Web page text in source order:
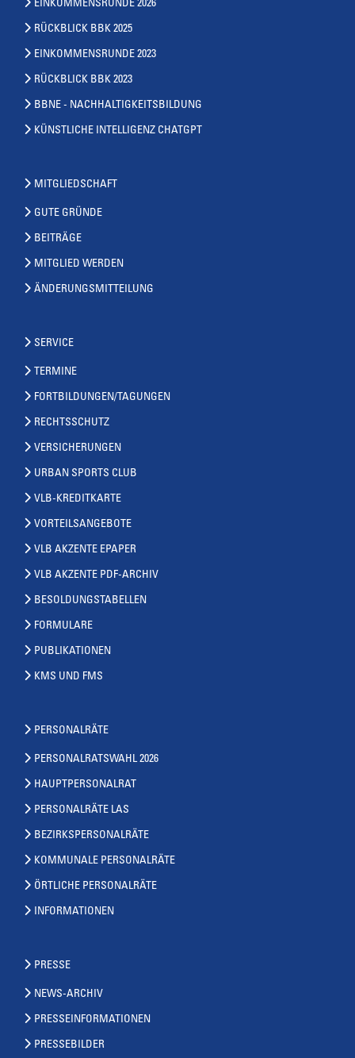
EINKOMMENSRUNDE 2026
RÜCKBLICK BBK 2025
EINKOMMENSRUNDE 2023
RÜCKBLICK BBK 2023
BBNE - NACHHALTIGKEITSBILDUNG
KÜNSTLICHE INTELLIGENZ CHATGPT
MITGLIEDSCHAFT
GUTE GRÜNDE
BEITRÄGE
MITGLIED WERDEN
ÄNDERUNGSMITTEILUNG
SERVICE
TERMINE
FORTBILDUNGEN/TAGUNGEN
RECHTSSCHUTZ
VERSICHERUNGEN
URBAN SPORTS CLUB
VLB-KREDITKARTE
VORTEILSANGEBOTE
VLB AKZENTE EPAPER
VLB AKZENTE PDF-ARCHIV
BESOLDUNGSTABELLEN
FORMULARE
PUBLIKATIONEN
KMS UND FMS
PERSONALRÄTE
PERSONALRATSWAHL 2026
HAUPTPERSONALRAT
PERSONALRÄTE LAS
BEZIRKSPERSONALRÄTE
KOMMUNALE PERSONALRÄTE
ÖRTLICHE PERSONALRÄTE
INFORMATIONEN
PRESSE
NEWS-ARCHIV
PRESSEINFORMATIONEN
PRESSEBILDER